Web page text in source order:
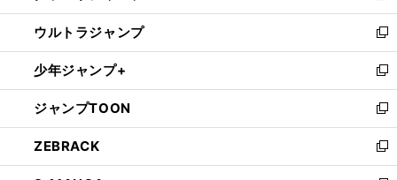
開
く
ウ
で
開
く
ン
ド
ウ
で
開
く
ウ
ィ
ン
ド
ウ
で
開
く
し
い
ウ
ィ
ン
ド
ウ
で
開
ウルトラジャンプ
新
し
い
ウ
ィ
ン
ド
ウ
少年ジャンプ+
新
し
い
ウ
ィ
ン
ジャンプTOON
新
し
い
ウ
ZEBRACK
新
し